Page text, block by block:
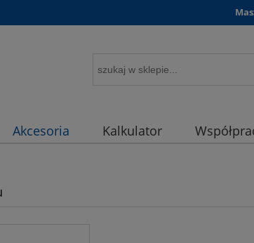
Akcesoria Kalkulator